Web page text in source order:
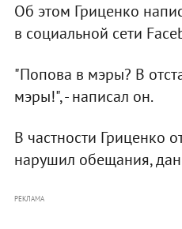
Об этом Гриценко
в социальной сети
"Попова в мэры? В
мэры!", - написал он.
В частности Гриценко
нарушил обещания,
РЕКЛАМА